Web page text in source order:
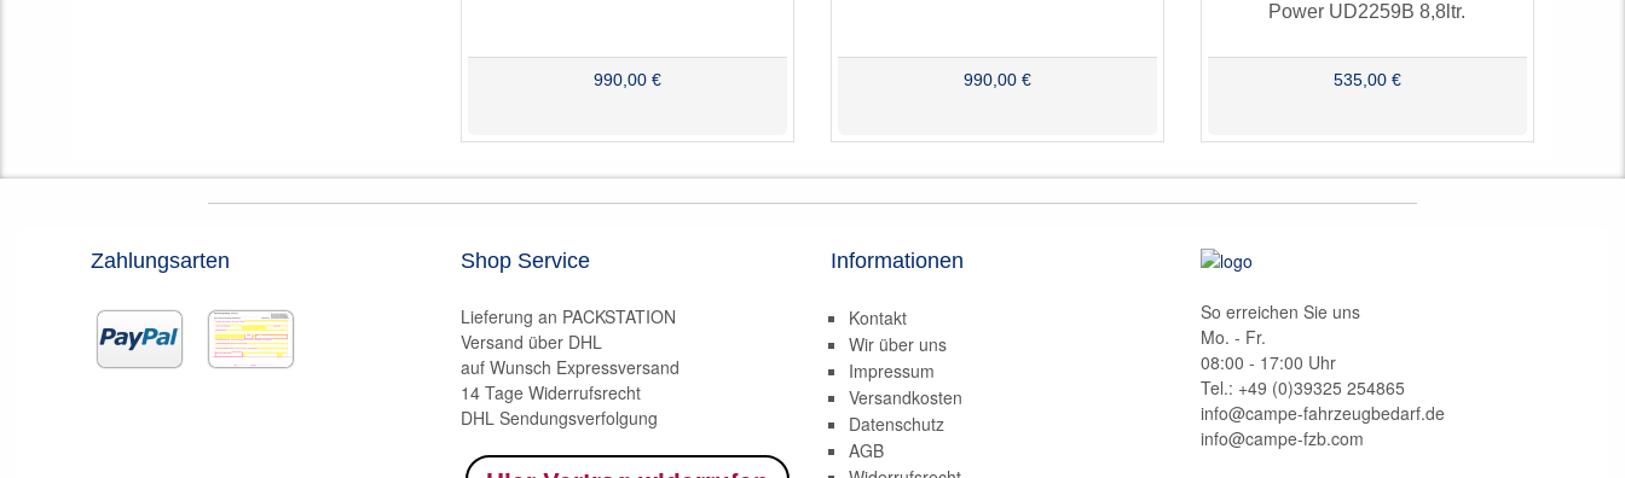
990,00 € 990,00 €
Power UD2259B 8,8ltr.
535,00 €
Zahlungsarten Shop Service
Lieferung an PACKSTATION
Versand über DHL
auf Wunsch Expressversand
14 Tage Widerrufsrecht
DHL Sendungsverfolgung
Informationen
Kontakt
Wir über uns
Impressum
Versandkosten
Datenschutz
AGB
So erreichen Sie uns
Mo. - Fr.
08:00 - 17:00 Uhr
Tel.: +49 (0)39325 254865
info@campe-fahrzeugbedarf.de
info@campe-fzb.com